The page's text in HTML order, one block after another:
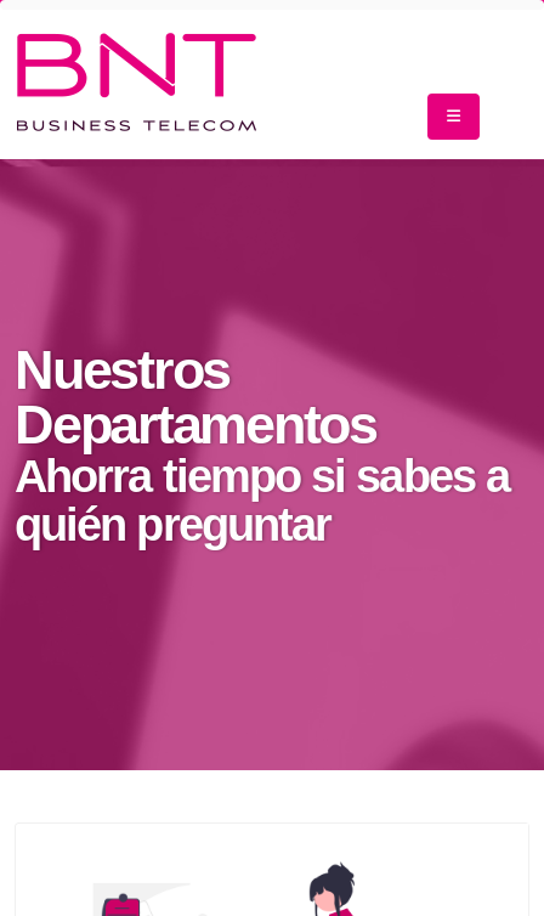
Nuestros
Departamentos
Ahorra tiempo si sabes a
quién preguntar